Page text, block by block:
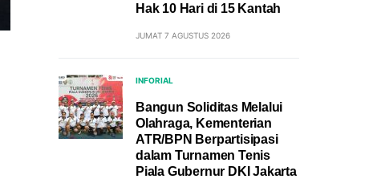
Hak 10 Hari di 15 Kantah
JUMAT 7 AGUSTUS 2026
INFORIAL
Bangun Soliditas Melalui
Olahraga, Kementerian
ATR/BPN Berpartisipasi
dalam Turnamen Tenis
Piala Gubernur DKI Jakarta